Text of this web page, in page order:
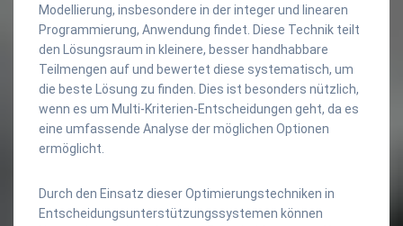
Modellierung, insbesondere in der integer und linearen
Programmierung, Anwendung findet. Diese Technik teilt
den Lösungsraum in kleinere, besser handhabbare
Teilmengen auf und bewertet diese systematisch, um
die beste Lösung zu finden. Dies ist besonders nützlich,
wenn es um Multi-Kriterien-Entscheidungen geht, da es
eine umfassende Analyse der möglichen Optionen
ermöglicht.
Durch den Einsatz dieser Optimierungstechniken in
Entscheidungsunterstützungssystemen können